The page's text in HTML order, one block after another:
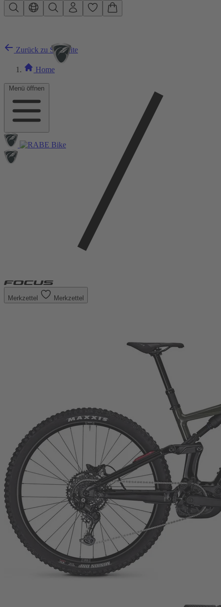
Zum Hauptinhalt springen
Menü öffnen
Zurück zu Startseite
Home
Merkzettel Merkzettel